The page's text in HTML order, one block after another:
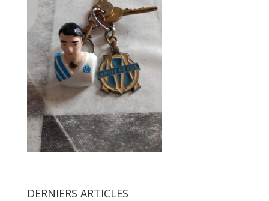
DERNIERS ARTICLES